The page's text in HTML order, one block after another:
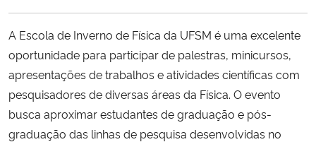
Ministério de Minas e Energia
Ministério da Ciência, Tecnologia, Inovações e Comunicações
Ministério do Meio Ambiente
A Escola de Inverno de Física da UFSM é uma excelente
oportunidade para participar de palestras, minicursos,
apresentações de trabalhos e atividades científicas com
pesquisadores de diversas áreas da Física. O evento
busca aproximar estudantes de graduação e pós-
graduação das linhas de pesquisa desenvolvidas no